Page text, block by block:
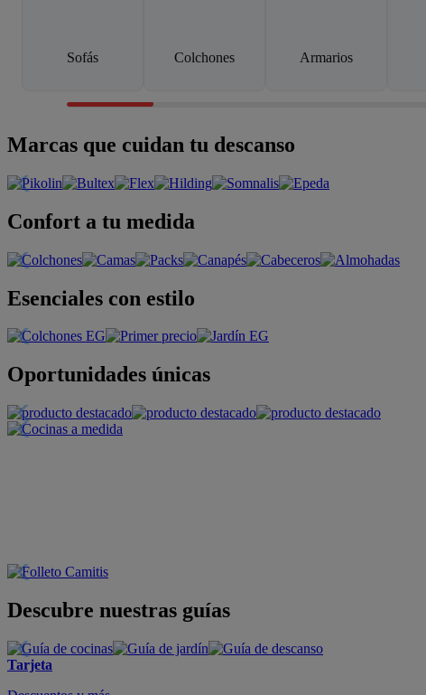
Sofás Colchones Armarios
Marcas que cuidan tu descanso
Confort a tu medida
Esenciales con estilo
Oportunidades únicas
Descubre nuestras guías
Tarjeta